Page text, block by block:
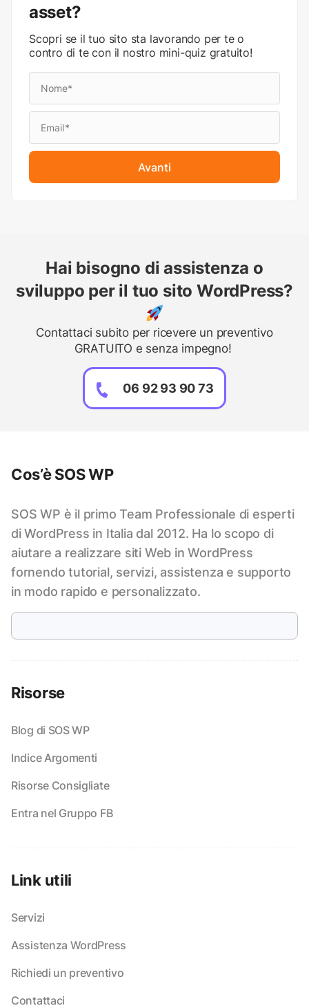
asset?
Scopri se il tuo sito sta lavorando per te o
contro di te con il nostro mini-quiz gratuito!
Avanti
Hai bisogno di assistenza o
sviluppo per il tuo sito WordPress?
Contattaci subito per ricevere un preventivo
GRATUITO e senza impegno!
06 92 93 90 73
Cos’è SOS WP
SOS WP è il primo Team Professionale di esperti
di WordPress in Italia dal 2012. Ha lo scopo di
aiutare a realizzare siti Web in WordPress
fornendo tutorial, servizi, assistenza e supporto
in modo rapido e personalizzato.
Risorse
Blog di SOS WP
Indice Argomenti
Risorse Consigliate
Entra nel Gruppo FB
Link utili
Servizi
Assistenza WordPress
Richiedi un preventivo
Contattaci